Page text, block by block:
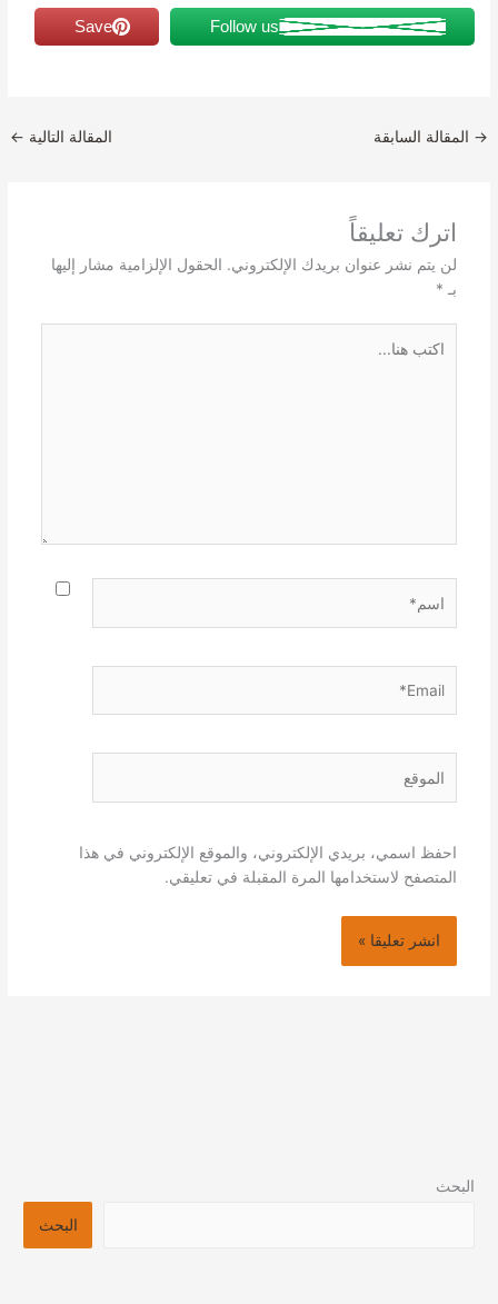
Follow us
Save
→المقالة السابقة المقالة التالية←
اترك تعليقاً
لن يتم نشر عنوان بريدك الإلكتروني. الحقول الإلزامية مشار إليها
بـ*
هنا...
احفظ اسمي، بريدي الإلكتروني، والموقع الإلكتروني في هذا
المتصفح لاستخدامها المرة المقبلة في تعليقي.
البحث
البحث